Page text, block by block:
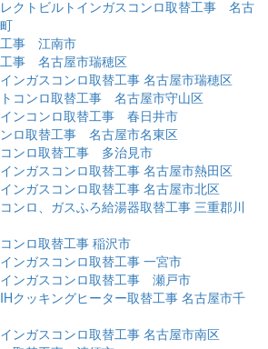
クトビルトインガスコンロ取替工事 名古
工事 江南市
事 名古屋市瑞穂区
ンガスコンロ取替工事 名古屋市瑞穂区
コンロ取替工事 名古屋市守山区
ンコンロ取替工事 春日井市
ロ取替工事 名古屋市名東区
ンロ取替工事 多治見市
ンガスコンロ取替工事 名古屋市熱田区
ンガスコンロ取替工事 名古屋市北区
ンロ、ガスふろ給湯器取替工事 三重郡川
ンロ取替工事 稲沢市
ンガスコンロ取替工事 一宮市
ンガスコンロ取替工事 瀬戸市
クッキングヒーター取替工事 名古屋市千
ンガスコンロ取替工事 名古屋市南区